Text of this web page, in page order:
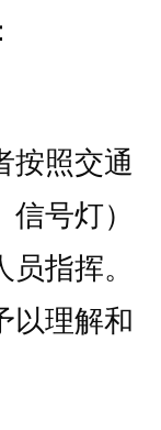
照交通
号灯）
指挥。
以理解和